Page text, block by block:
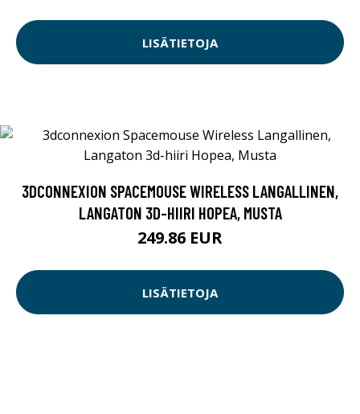
LISÄTIETOJA
3DCONNEXION SPACEMOUSE WIRELESS LANGALLINEN,
LANGATON 3D-HIIRI HOPEA, MUSTA
249.86 EUR
LISÄTIETOJA